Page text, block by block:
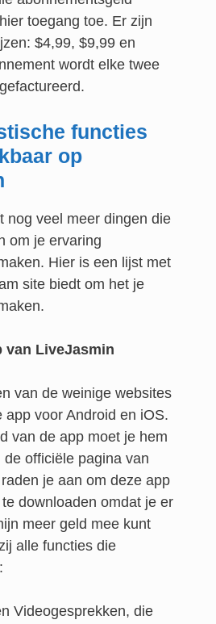
toegang toe. Er zijn
$4,99, $9,99 en
wordt elke twee
functies
op
nog veel meer dingen die
om je ervaring
Hier is een lijst met
site biedt om het je
van LiveJasmin
van de weinige websites
app voor Android en iOS.
van de app moet je hem
officiële pagina van
je aan om deze app
downloaden omdat je er
meer geld mee kunt
alle functies die
Videogesprekken, die